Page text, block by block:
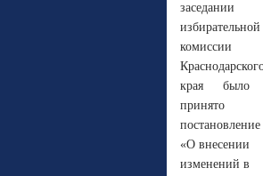
заседании
избирательной
комиссии
края было
принято
постановление
«О внесении
изменений в